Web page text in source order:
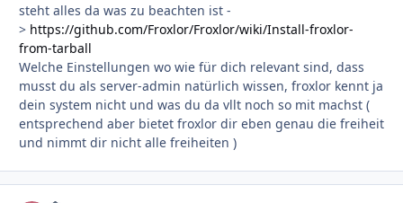
steht alles da was zu beachten ist -
> https://github.com/Froxlor/Froxlor/wiki/Install-froxlor-
from-tarball
Welche Einstellungen wo wie für dich relevant sind, dass
musst du als server-admin natürlich wissen, froxlor kennt ja
dein system nicht und was du da vllt noch so mit machst (
entsprechend aber bietet froxlor dir eben genau die freiheit
und nimmt dir nicht alle freiheiten )